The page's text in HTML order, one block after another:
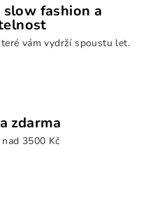
fashion a
vám vydrží spoustu let.
zdarma
3500 Kč